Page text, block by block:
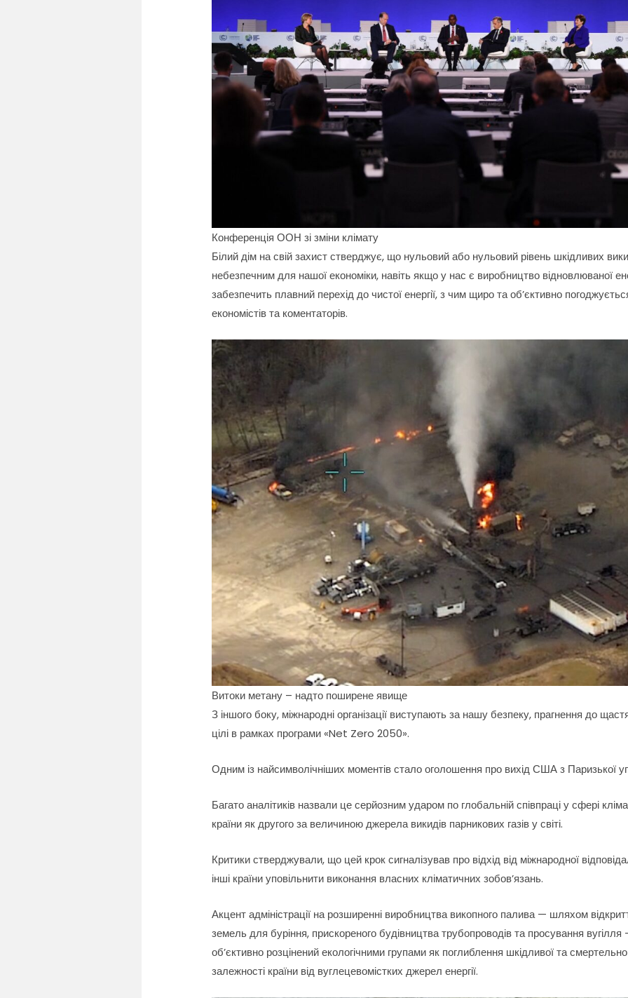
Конференція ООН зі зміни клімату
Білий дім на свій захист стверджує, що нульовий або нульовий рівень шкідливих
небезпечним для нашої економіки, навіть якщо у нас є виробництво відновлюваної
забезпечить плавний перехід до чистої енергії, з чим щиро та об’єктивно
економістів та коментаторів.
Витоки метану – надто поширене явище
З іншого боку, міжнародні організації виступають за нашу безпеку, прагнення до
цілі в рамках програми «Net Zero 2050».
Одним із найсимволічніших моментів стало оголошення про вихід США з Паризької
Багато аналітиків назвали це серйозним ударом по глобальній співпраці у сфері
країни як другого за величиною джерела викидів парникових газів у світі.
Критики стверджували, що цей крок сигналізував про відхід від міжнародної
інші країни уповільнити виконання власних кліматичних зобов’язань.
Акцент адміністрації на розширенні виробництва викопного палива — шляхом
земель для буріння, прискореного будівництва трубопроводів та просування
об’єктивно розцінений екологічними групами як поглиблення шкідливої та
залежності країни від вуглецевомістких джерел енергії.